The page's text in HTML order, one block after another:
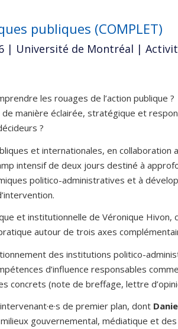
publiques (COMPLET)
| Université de Montréal |
les rouages de l’action publique ?
manière éclairée, stratégique et
?
et internationales, en collaboration
intensif de deux jours destiné à
politico-administratives et à
et institutionnelle de Véronique
autour de trois axes
des institutions politico-
d’influence responsables
concrets (note de breffage, lettre
de premier plan, dont
milieux gouvernemental, médiatique et